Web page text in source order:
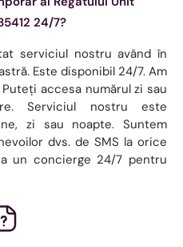
24/7?
serviciul nostru având în
Este disponibil 24/7. Am
accesa numărul zi sau
Serviciul nostru este
zi sau noapte. Suntem
dvs. de SMS la orice
un concierge 24/7 pentru